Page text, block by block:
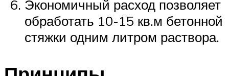
Экономичный расход позволяет
обработать 10-15 кв.м бетонной
стяжки одним литром раствора.